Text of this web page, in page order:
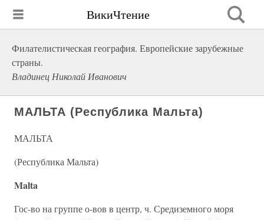
ВикиЧтение
Филателистическая география. Европейские зарубежные
страны.
Владинец Николай Иванович
МАЛЬТА (Республика Мальта)
МАЛЬТА
(Республика Мальта)
Malta
Гос-во на группе о-вов в центр, ч. Средиземного моря